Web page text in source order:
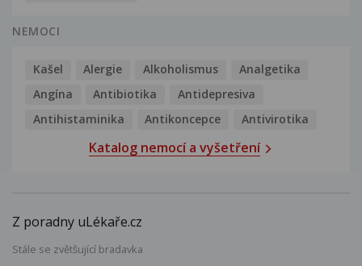
NEMOCI
Kašel Alergie Alkoholismus
Analgetika
Angína
Antibiotika
Antidepresiva
Antihistaminika
Antikoncepce Antivirotika
Katalog nemocí a vyšetření
Z poradny uLékaře.cz
Stále se zvětšující bradavka